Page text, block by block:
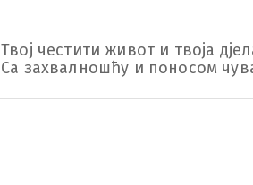
Твој честити живот и твоја
Са захвалношћу и поносом